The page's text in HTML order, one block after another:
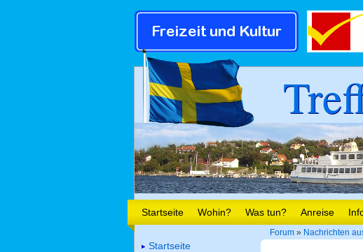
Startseite Wohin? Was tun? Anreise
Forum » Nachrichten
Startseite